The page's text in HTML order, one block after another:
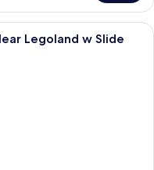
Nemo Family Homestay
Legoland w Slide